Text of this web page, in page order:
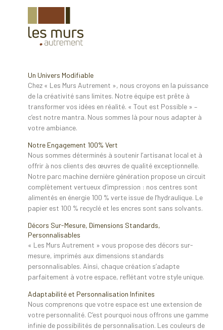
Un Univers Modifiable
Chez « Les Murs Autrement », nous croyons en la puissance
de la créativité sans limites. Notre équipe est prête à
transformer vos idées en réalité. « Tout est Possible » –
c’est notre mantra. Nous sommes là pour nous adapter à
votre ambiance.
Notre Engagement 100% Vert
Nous sommes déterminés à soutenir l’artisanat local et à
offrir à nos clients des œuvres de qualité exceptionnelle.
Notre parc machine dernière génération propose un circuit
complètement vertueux d’impression : nos centres sont
alimentés en énergie 100 % verte issue de l’hydraulique. Le
papier est 100 % recyclé et les encres sont sans solvants.
Décors Sur-Mesure, Dimensions Standards,
Personnalisables
« Les Murs Autrement » vous propose des décors sur-
mesure, imprimés aux dimensions standards
personnalisables. Ainsi, chaque création s’adapte
parfaitement à votre espace, reflétant votre style unique.
Adaptabilité et Personnalisation Infinites
Nous comprenons que votre espace est une extension de
votre personnalité. C’est pourquoi nous offrons une gamme
infinie de possibilités de personnalisation. Les couleurs de